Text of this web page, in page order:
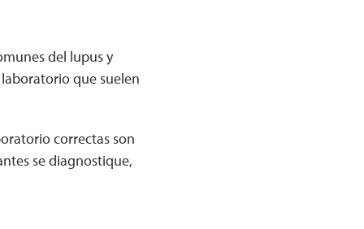
del lupus y
que suelen
correctas son
se diagnostique,